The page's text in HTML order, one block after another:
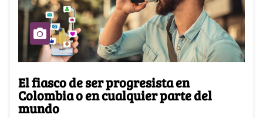
El fiasco de ser progresista en
Colombia o en cualquier parte del
mundo